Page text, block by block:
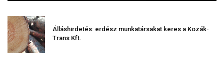
Álláshirdetés: erdész munkatársakat keres a Kozák-
Trans Kft.